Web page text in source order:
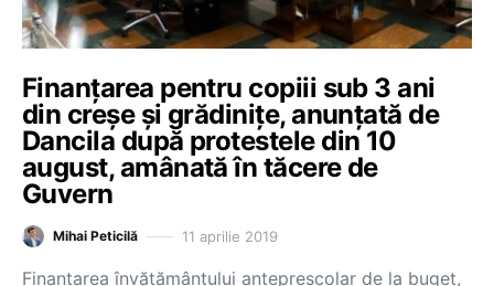
Finanțarea pentru copiii sub 3 ani
din creșe și grădinițe, anunțată de
Dancila după protestele din 10
august, amânată în tăcere de
Guvern
Mihai Peticilă 11 aprilie 2019
Finanțarea învățământului antepreșcolar de la buget,